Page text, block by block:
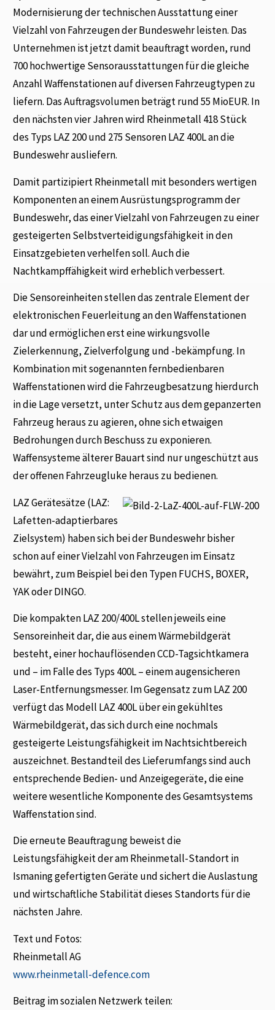
Modernisierung der technischen Ausstattung einer
Vielzahl von Fahrzeugen der Bundeswehr leisten. Das
Unternehmen ist jetzt damit beauftragt worden, rund
700 hochwertige Sensorausstattungen für die gleiche
Anzahl Waffenstationen auf diversen Fahrzeugtypen zu
liefern. Das Auftragsvolumen beträgt rund 55 MioEUR. In
den nächsten vier Jahren wird Rheinmetall 418 Stück
des Typs LAZ 200 und 275 Sensoren LAZ 400L an die
Bundeswehr ausliefern.
Damit partizipiert Rheinmetall mit besonders wertigen
Komponenten an einem Ausrüstungsprogramm der
Bundeswehr, das einer Vielzahl von Fahrzeugen zu einer
gesteigerten Selbstverteidigungsfähigkeit in den
Einsatzgebieten verhelfen soll. Auch die
Nachtkampffähigkeit wird erheblich verbessert.
Die Sensoreinheiten stellen das zentrale Element der
elektronischen Feuerleitung an den Waffenstationen
dar und ermöglichen erst eine wirkungsvolle
Zielerkennung, Zielverfolgung und -bekämpfung. In
Kombination mit sogenannten fernbedienbaren
Waffenstationen wird die Fahrzeugbesatzung hierdurch
in die Lage versetzt, unter Schutz aus dem gepanzerten
Fahrzeug heraus zu agieren, ohne sich etwaigen
Bedrohungen durch Beschuss zu exponieren.
Waffensysteme älterer Bauart sind nur ungeschützt aus
der offenen Fahrzeugluke heraus zu bedienen.
LAZ Gerätesätze (LAZ:
Lafetten-adaptierbares
Zielsystem) haben sich bei der Bundeswehr bisher
schon auf einer Vielzahl von Fahrzeugen im Einsatz
bewährt, zum Beispiel bei den Typen FUCHS, BOXER,
YAK oder DINGO.
Die kompakten LAZ 200/400L stellen jeweils eine
Sensoreinheit dar, die aus einem Wärmebildgerät
besteht, einer hochauflösenden CCD-Tagsichtkamera
und – im Falle des Typs 400L – einem augensicheren
Laser-Entfernungsmesser. Im Gegensatz zum LAZ 200
verfügt das Modell LAZ 400L über ein gekühltes
Wärmebildgerät, das sich durch eine nochmals
gesteigerte Leistungsfähigkeit im Nachtsichtbereich
auszeichnet. Bestandteil des Lieferumfangs sind auch
entsprechende Bedien- und Anzeigegeräte, die eine
weitere wesentliche Komponente des Gesamtsystems
Waffenstation sind.
Die erneute Beauftragung beweist die
Leistungsfähigkeit der am Rheinmetall-Standort in
Ismaning gefertigten Geräte und sichert die Auslastung
und wirtschaftliche Stabilität dieses Standorts für die
nächsten Jahre.
Text und Fotos:
Rheinmetall AG
www.rheinmetall-defence.com
Beitrag im sozialen Netzwerk teilen: